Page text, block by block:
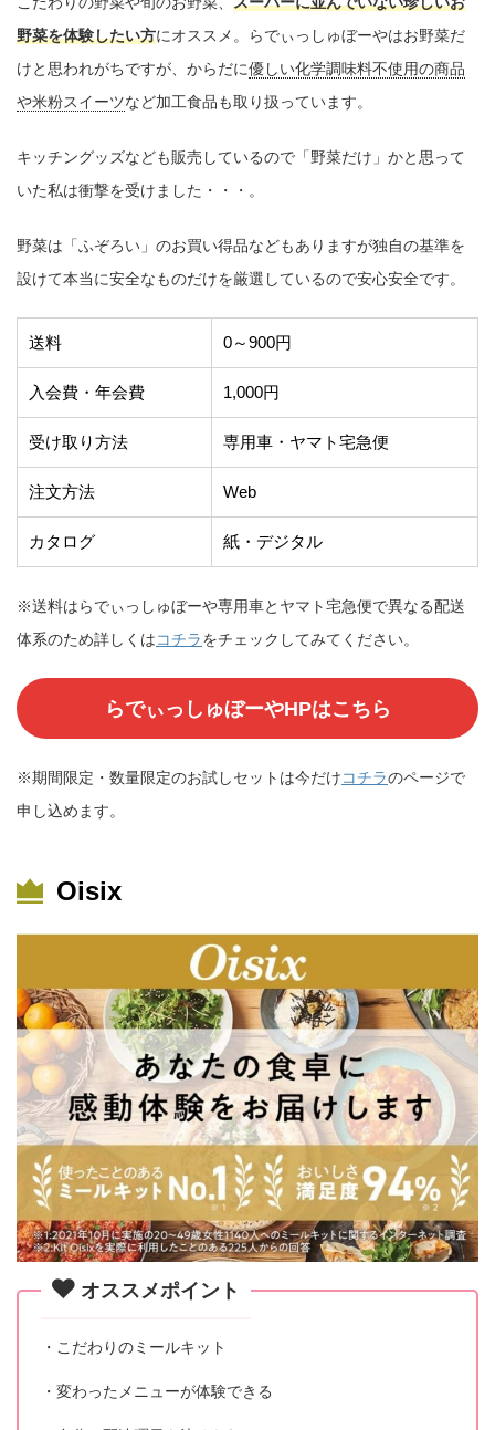
野菜を体験したい方にオススメ。らでぃっしゅぼーやはお野菜だ
けと思われがちですが、からだに優しい化学調味料不使用の商品
や米粉スイーツなど加工食品も取り扱っています。
キッチングッズなども販売しているので「野菜だけ」かと思って
いた私は衝撃を受けました・・・。
野菜は「ふぞろい」のお買い得品などもありますが独自の基準を
設けて本当に安全なものだけを厳選しているので安心安全です。
送料 0～900円
入会費・年会費 1,000円
受け取り方法 専用車・ヤマト宅急便
注文方法 Web
カタログ 紙・デジタル
※送料はらでぃっしゅぼーや専用車とヤマト宅急便で異なる配送
体系のため詳しくはコチラをチェックしてみてください。
らでぃっしゅぼーやHPはこちら
※期間限定・数量限定のお試しセットは今だけコチラのページで
申し込めます。
Oisix
オススメポイント
・こだわりのミールキット
・変わったメニューが体験できる